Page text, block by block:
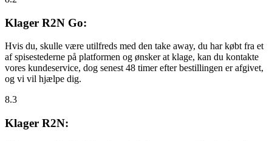
Klager R2N Go:
Hvis du, skulle være utilfreds med den take away, du har købt fra et
af spisestederne på platformen og ønsker at klage, kan du kontakte
vores kundeservice, dog senest 48 timer efter bestillingen er afgivet,
og vi vil hjælpe dig.
8.3
Klager R2N: